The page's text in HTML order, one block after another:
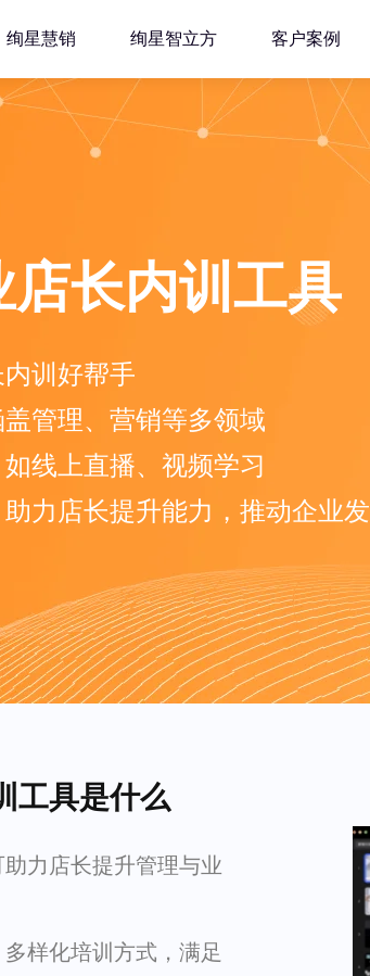
绚星慧销 绚星智立方 客户案例
长内训工具
训好帮手
管理、营销等多领域
线上直播、视频学习
力店长提升能力，推动企业发
工具是什么
力店长提升管理与业
样化培训方式，满足